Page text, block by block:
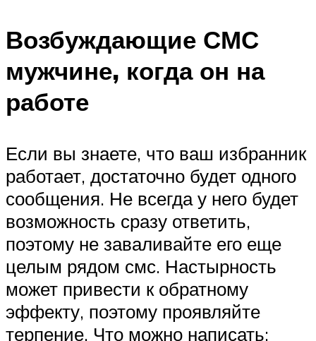
Возбуждающие СМС
мужчине, когда он на
работе
Если вы знаете, что ваш избранник
работает, достаточно будет одного
сообщения. Не всегда у него будет
возможность сразу ответить,
поэтому не заваливайте его еще
целым рядом смс. Настырность
может привести к обратному
эффекту, поэтому проявляйте
терпение. Что можно написать: